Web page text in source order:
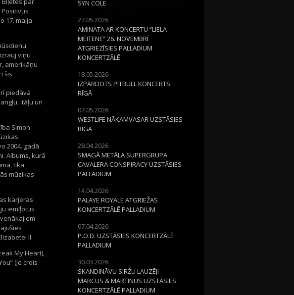
Positivus
17. maija
viņu
amerikāņu
šīs
piedāvā
itāļu un
Simon
2004. gadā
Albums, kurā
tika
mūzikas
karjeras
iemīļotus
II.
My Heart),
(Je crois
SYN COLE
27.05.2026
AMINATA AR KONCERTU “LIELA
MEITENE” 26. NOVEMBRĪ
ATGRIEZĪSIES PALLADIUM
KONCERTZĀLĒ
18.05.2026
IZPĀRDOTS PITBULL KONCERTS
RĪGĀ
07.05.2026
WESTLIFE NĀKAMVASAR UZSTĀSIES
RĪGĀ
28.04.2026
SMAGĀ METĀLA SUPERGRUPA
CAVALERA CONSPIRACY UZSTĀSIES
PALLADIUM
14.04.2026
PALAYE ROYALE ATGRIEŽAS
KONCERTZĀLĒ PALLADIUM
07.04.2026
P.O.D. UZSTĀSIES KONCERTZĀLĒ
PALLADIUM
30.03.2026
SKANDINĀVU SIRŽU LAUZĒJI
MARCUS & MARTINUS UZSTĀSIES
KONCERTZĀLĒ PALLADIUM